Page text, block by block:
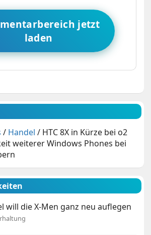
jetzt
laden
/ Handel / HTC 8X in Kürze bei o2
weiterer Windows Phones bei
will die X-Men ganz neu auflegen